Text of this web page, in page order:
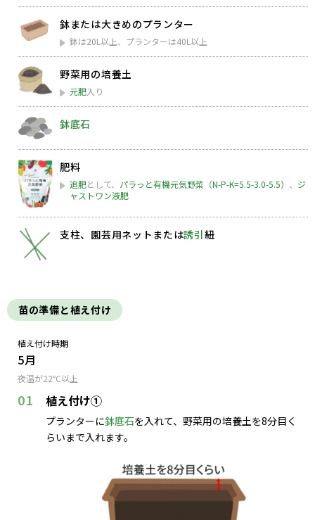
鉢または大きめのプランター
鉢は20L以上、プランターは40L以上
野菜用の培養土
元肥入り
鉢底石
肥料
追肥として、 パラっと有機元気野菜（N-P-K=5.5-3.0-5.5） 、 ジ
ャストワン液肥
支柱、園芸用ネットまたは誘引紐
苗の準備と植え付け
植え付け時期
5月
夜温が22℃以上
01 植え付け①
プランターに鉢底石を入れて、野菜用の培養土を8分目く
らいまで入れます。